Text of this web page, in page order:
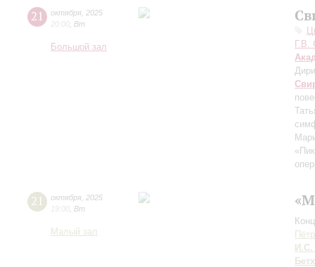
21 октября 2025
20:00 Вт
Большой зал
Г.В.
21 октября 2025
19:00 Вт
Малый зал
И.С.